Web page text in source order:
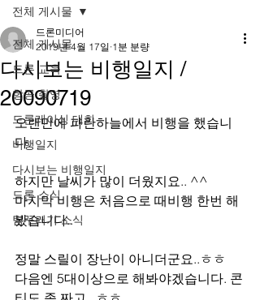
전체 게시물
드론 교육
항공 촬영
드론레이싱 대회
비행일지
다시보는 비행일지
드론 소식
팀꾸러기 소식
전체 게시물
다시보는 비행일지 /
20090719
드론미디어
2019년 4월 17일 1분 분량
오랜만에 파란하늘에서 비행을 했습니
다.
하지만 날씨가 많이 더웠지요.. ^^
마지막 비행은 처음으로 때비행 한번 해
봤습니다..
정말 스릴이 장난이 아니더군요..ㅎㅎ
다음엔 5대이상으로 해봐야겠습니다. 콘